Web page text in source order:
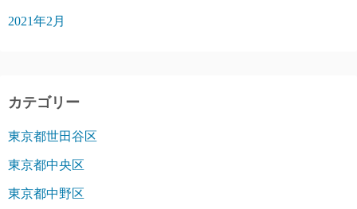
2021年2月
カテゴリー
東京都世田谷区
東京都中央区
東京都中野区